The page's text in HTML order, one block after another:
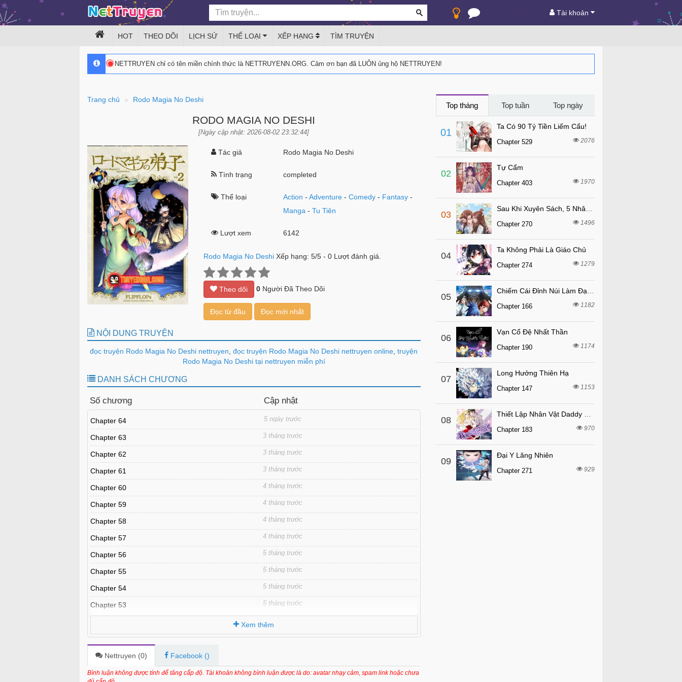
Tài khoản
HOT THEO DÕI LỊCH SỬ THỂ LOẠI XẾP HẠNG TÌM TRUYỆN
NETTRUYEN chỉ có tên miền chính thức là NETTRUYENN.ORG. Cảm ơn bạn đã LUÔN ủng hộ NETTRUYEN!
Trang chủ Rodo Magia No Deshi
RODO MAGIA NO DESHI
[Ngày cập nhật: 2026-08-02 23:32:44]
Tác giả Rodo Magia No Deshi
Tình trạng completed
Thể loại Action -Adventure -Comedy - Fantasy -
Manga -Tu Tiên
Lượt xem 6142
Rodo Magia No Deshi Xếp hạng: 5/5- 0Lượt đánh giá.
Theo dõi 0Người Đã Theo Dõi
Đọc từ đầu Đọc mới nhất
NỘI DUNG TRUYỆN
đọc truyện Rodo Magia No Deshi nettruyen đọc truyện Rodo Magia No Deshi nettruyen online truyện
Rodo Magia No Deshi tại nettruyen miễn phí
DANH SÁCH CHƯƠNG
Số chương Cập nhật
Chapter 64 5 ngày trước
Chapter 63 3 tháng trước
Chapter 62 3 tháng trước
Chapter 61 3 tháng trước
Chapter 60 4 tháng trước
Chapter 59 4 tháng trước
Chapter 58 4 tháng trước
Chapter 57 4 tháng trước
Chapter 56 5 tháng trước
Chapter 55 5 tháng trước
Chapter 54 5 tháng trước
Chapter 53 5 tháng trước
Chapter 51 5 tháng trước
Chapter 50
Chapter 49 5 tháng trước
Xem thêm
Nettruyen (0) Facebook ()
Bình luận không được tính để tăng cấp độ. Tài khoản không bình luận được là do: avatar nhạy cảm, spam link hoặc chưa
Top tháng Top tuần Top ngày
01
Ta Có 90 Tỷ Tiền Liếm Cẩu!
Chapter 529 2076
02
Tự Cẩm
Chapter 403 1970
03
Chapter 270 1496
04
Ta Không Phải Là Giáo Chủ
Chapter 274 1279
05
Chapter 166 1182
06
Vạn Cổ Đệ Nhất Thần
Chapter 190 1174
07
Long Hưởng Thiên Hạ
Chapter 147 1153
08
Chapter 183 970
09
Đại Y Lăng Nhiên
Chapter 271 929